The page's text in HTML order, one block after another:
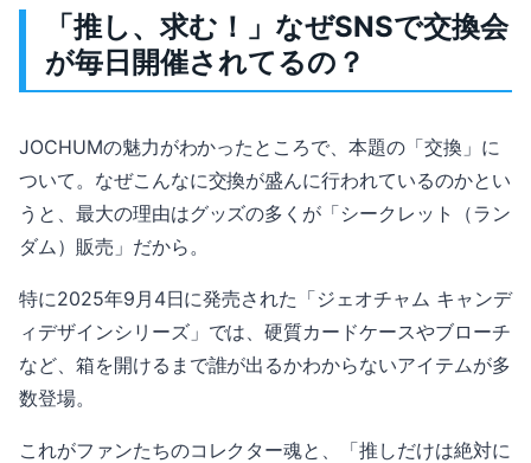
「推し、求む！」なぜSNSで交換会
が毎日開催されてるの？
JOCHUMの魅力がわかったところで、本題の「交換」に
ついて。なぜこんなに交換が盛んに行われているのかとい
うと、最大の理由はグッズの多くが「シークレット（ラン
ダム）販売」だから。
特に2025年9月4日に発売された「ジェオチャム キャンデ
ィデザインシリーズ」では、硬質カードケースやブローチ
など、箱を開けるまで誰が出るかわからないアイテムが多
数登場。
これがファンたちのコレクター魂と、「推しだけは絶対に